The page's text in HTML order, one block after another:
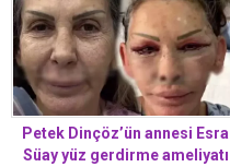
Petek Dinçöz’ün annesi Esra
Süay yüz gerdirme ameliyatı